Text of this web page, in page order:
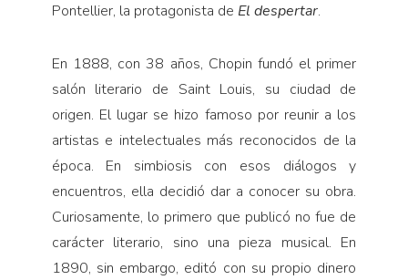
Pontellier, la protagonista de El despertar.
En 1888, con 38 años, Chopin fundó el primer
salón literario de Saint Louis, su ciudad de
origen. El lugar se hizo famoso por reunir a los
artistas e intelectuales más reconocidos de la
época. En simbiosis con esos diálogos y
encuentros, ella decidió dar a conocer su obra.
Curiosamente, lo primero que publicó no fue de
carácter literario, sino una pieza musical. En
1890, sin embargo, editó con su propio dinero